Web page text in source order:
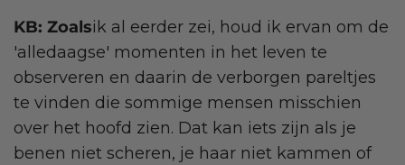
KB: Zoalsik al eerder zei, houd ik ervan om de
'alledaagse' momenten in het leven te
observeren en daarin de verborgen pareltjes
te vinden die sommige mensen misschien
over het hoofd zien. Dat kan iets zijn als je
benen niet scheren, je haar niet kammen of